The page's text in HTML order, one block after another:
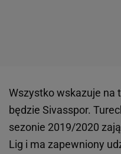
Wszystko wskazuje na
będzie Sivasspor.
sezonie 2019/2020
Lig i ma zapewniony